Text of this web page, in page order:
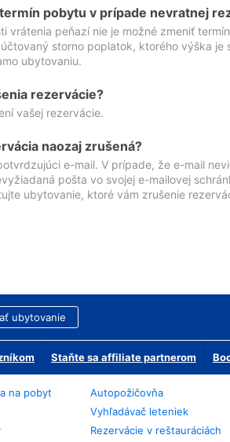
pobytu v prípade nevratnej
vrátenia peňazí nie je možné zmeniť
storno poplatok, ktorého výška je
ubytovaniu.
rezervácie?
vašej rezervácie.
naozaj zrušená?
e-mail. V prípade, že e-mail
pošta vo svojej e-mailovej
ubytovanie, ktoré vám zrušenie
ubytovanie
Staňte sa affiliate partnerom
na pobyt
Autopožičovňa
Vyhľadávač leteniek
Rezervácie v reštauráciách